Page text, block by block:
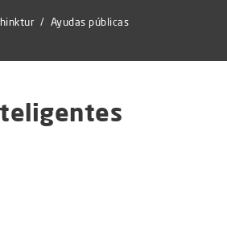
/ Ayudas públicas